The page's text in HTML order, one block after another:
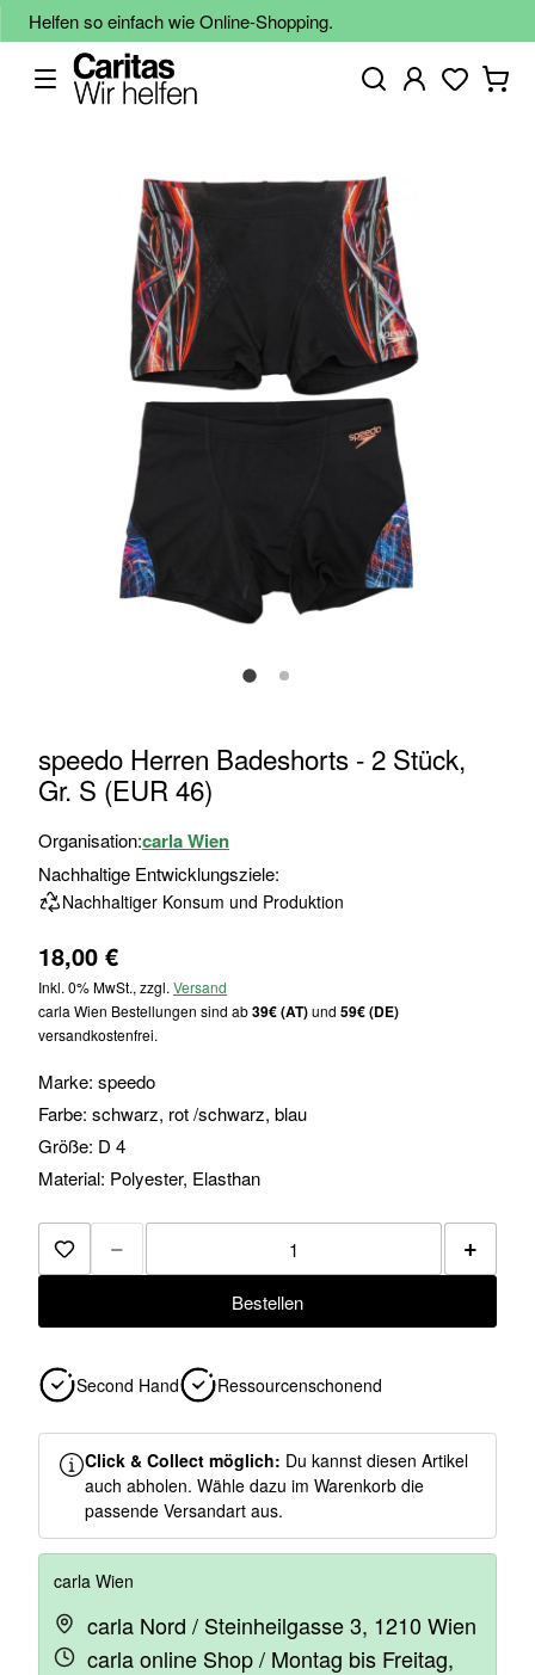
Helfen so einfach wie Online-Shopping.
Anfang
der
springen
speedo Herren Badeshorts - 2 Stück,
Gr. S (EUR 46)
Organisation:carla Wien
Nachhaltige Entwicklungsziele:
Nachhaltiger Konsum und Produktion
18,00 €
Inkl. 0% MwSt., zzgl. Versand
carla Wien Bestellungen sind ab39€ (AT)und 59€ (DE)
versandkostenfrei.
Marke: speedo
Farbe: schwarz, rot /schwarz, blau
Größe: D 4
Material: Polyester, Elasthan
Zur Merkliste hinzufügen
− +
Bestellen
Second Hand Ressourcenschonend
Click & Collect möglich: Du kannst diesen Artikel
auch abholen. Wähle dazu im Warenkorb die
passende Versandart aus.
carla Wien
carla Nord / Steinheilgasse 3, 1210 Wien
carla online Shop / Montag bis Freitag,